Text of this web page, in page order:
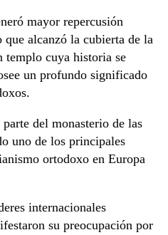
mayor repercusión
alcanzó la cubierta de la
templo cuya historia se
un profundo significado
del monasterio de las
uno de los principales
ortodoxo en Europa
internacionales
su preocupación por